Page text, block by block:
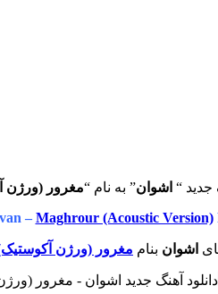
جدید “ اشوان” به نام “مغرور (ورژن
– Maghrour (Acoustic Version)
اشوان بنام مغرور (ورژن